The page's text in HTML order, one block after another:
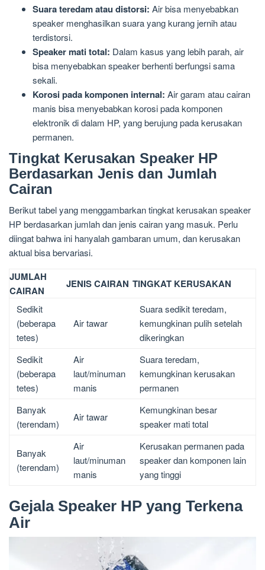
Suara teredam atau distorsi: Air bisa menyebabkan
speaker menghasilkan suara yang kurang jernih atau
terdistorsi.
Speaker mati total: Dalam kasus yang lebih parah, air
bisa menyebabkan speaker berhenti berfungsi sama
sekali.
Korosi pada komponen internal: Air garam atau cairan
manis bisa menyebabkan korosi pada komponen
elektronik di dalam HP, yang berujung pada kerusakan
permanen.
Tingkat Kerusakan Speaker HP
Berdasarkan Jenis dan Jumlah
Cairan
Berikut tabel yang menggambarkan tingkat kerusakan speaker
HP berdasarkan jumlah dan jenis cairan yang masuk. Perlu
diingat bahwa ini hanyalah gambaran umum, dan kerusakan
aktual bisa bervariasi.
JUMLAH
CAIRAN
JENIS CAIRAN TINGKAT KERUSAKAN
Sedikit
(beberapa
tetes)
Air tawar
Suara sedikit teredam,
kemungkinan pulih setelah
dikeringkan
Sedikit
(beberapa
tetes)
Air
laut/minuman
manis
Suara teredam,
kemungkinan kerusakan
permanen
Banyak
(terendam)
Air tawar
Kemungkinan besar
speaker mati total
Banyak
(terendam)
Air
laut/minuman
manis
Kerusakan permanen pada
speaker dan komponen lain
yang tinggi
Gejala Speaker HP yang Terkena
Air